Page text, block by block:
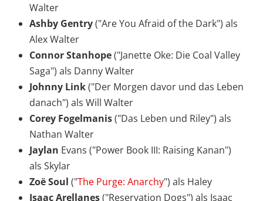
Walter
Ashby Gentry("Are You Afraid of the Dark") als
Alex Walter
Connor Stanhope("Janette Oke: Die Coal Valley
Saga") als Danny Walter
Johnny Link("Der Morgen davor und das Leben
danach") als Will Walter
Corey Fogelmanis("Das Leben und Riley") als
Nathan Walter
Jaylan Evans ("Power Book III: Raising Kanan")
als Skylar
Zoë Soul ("The Purge: Anarchy") als Haley
Isaac Arellanes("Reservation Dogs") als Isaac